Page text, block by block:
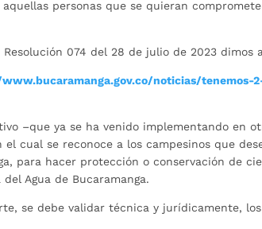
aquellas personas que se quieran
Resolución 074 del 28 de julio de 2023
noticias/
–que ya se ha venido implementando en
el cual se reconoce a los campesinos que
para hacer protección o conservación de
del Agua de Bucaramanga.
se debe validar técnica y jurídicamente,